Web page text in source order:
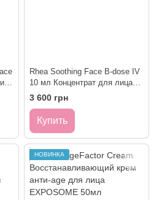
Rhea Soothing Face B-dose IV
10 мл Концентрат для лица
успокоения
3 600 грн
Купить
НОВИНКА